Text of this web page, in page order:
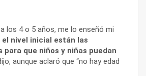
los 4 o 5 años, me lo enseñó mi
el nivel inicial están las
para que niños y niñas puedan
aunque aclaró que “no hay edad